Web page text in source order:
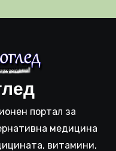
портал за
медицина
витамини,